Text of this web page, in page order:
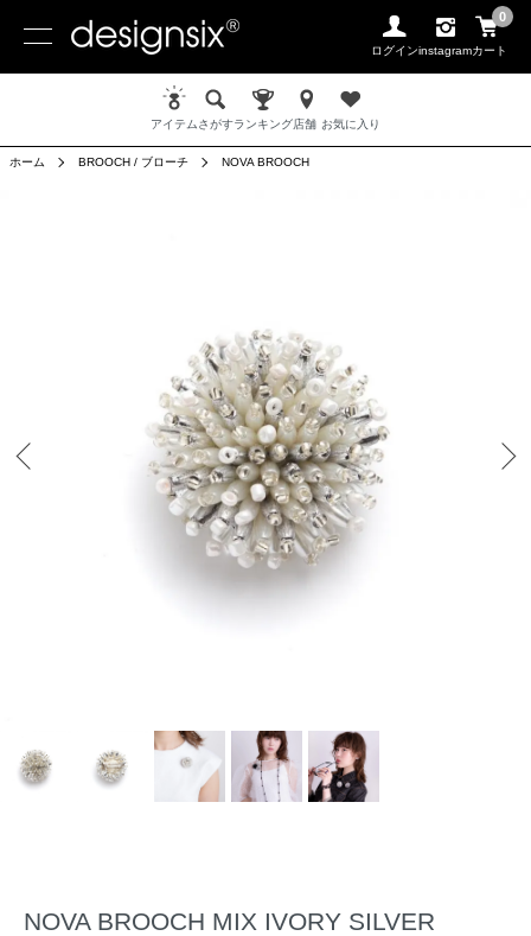
ログインinstagram
0
カート
アイテムさがすランキング店舗 お気に入り
ホーム BROOCH / ブローチ NOVA BROOCH
NOVA BROOCH MIX IVORY SILVER